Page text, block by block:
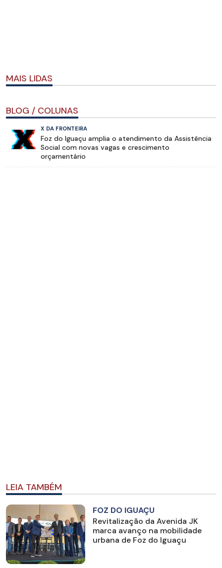
MAIS LIDAS
BLOG / COLUNAS
X DA FRONTEIRA
Foz do Iguaçu amplia o atendimento da Assistência
Social com novas vagas e crescimento
orçamentário
LEIA TAMBÉM
FOZ DO IGUAÇU
Revitalização da Avenida JK
marca avanço na mobilidade
urbana de Foz do Iguaçu